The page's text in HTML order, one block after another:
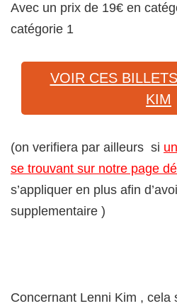
Avec un prix de 19€ en
catégorie 1
VOIR CES
KIM
(on verifiera par ailleurs si
se trouvant sur notre page
s’appliquer en plus afin
supplementaire )
Concernant Lenni Kim , cela